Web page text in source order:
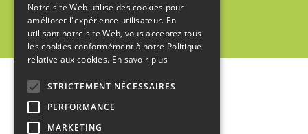
Contact
Accueil
Notre site Web utilise des cookies pour
améliorer l'expérience utilisateur. En
utilisant notre site Web, vous acceptez tous
les cookies conformément à notre Politique
relative aux cookies. En savoir plus
STRICTEMENT NÉCESSAIRES
PERFORMANCE
MARKETING